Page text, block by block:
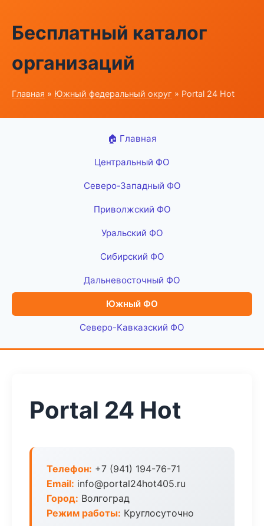
Бесплатный каталог
организаций
Главная » Южный федеральный округ » Portal 24 Hot
🏠 Главная
Центральный ФО
Северо-Западный ФО
Приволжский ФО
Уральский ФО
Сибирский ФО
Дальневосточный ФО
Южный ФО
Северо-Кавказский ФО
Portal 24 Hot
Телефон: +7 (941) 194-76-71
Email: info@portal24hot405.ru
Город: Волгоград
Режим работы: Круглосуточно